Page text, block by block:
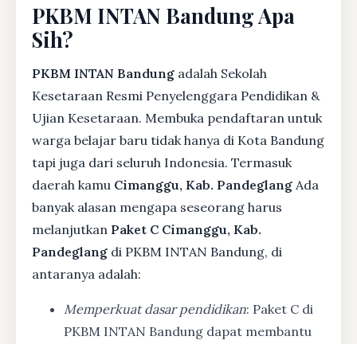
PKBM INTAN Bandung Apa
Sih?
PKBM INTAN Bandung adalah Sekolah
Kesetaraan Resmi Penyelenggara Pendidikan &
Ujian Kesetaraan. Membuka pendaftaran untuk
warga belajar baru tidak hanya di Kota Bandung
tapi juga dari seluruh Indonesia. Termasuk
daerah kamu Cimanggu, Kab. Pandeglang Ada
banyak alasan mengapa seseorang harus
melanjutkan Paket C Cimanggu, Kab.
Pandeglang di PKBM INTAN Bandung, di
antaranya adalah:
Memperkuat dasar pendidikan: Paket C di
PKBM INTAN Bandung dapat membantu